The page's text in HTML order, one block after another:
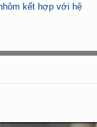
kết hợp với hệ